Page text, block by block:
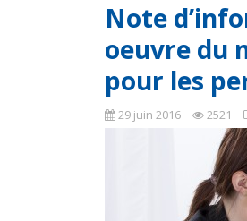
Note
oeuvre du
pour les
29 juin 2016 2521